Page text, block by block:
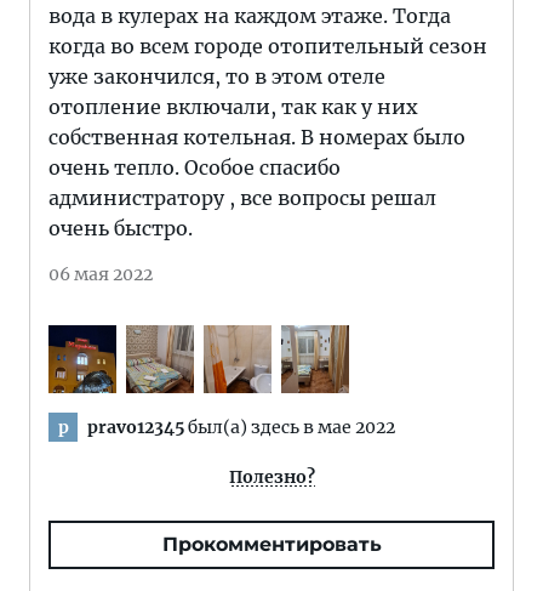
вода в кулерах на каждом этаже. Тогда
когда во всем городе отопительный сезон
уже закончился, то в этом отеле
отопление включали, так как у них
собственная котельная. В номерах было
очень тепло. Особое спасибо
администратору , все вопросы решал
очень быстро.
06 мая 2022
p pravo12345был(а) здесь в мае 2022
Полезно?
Прокомментировать